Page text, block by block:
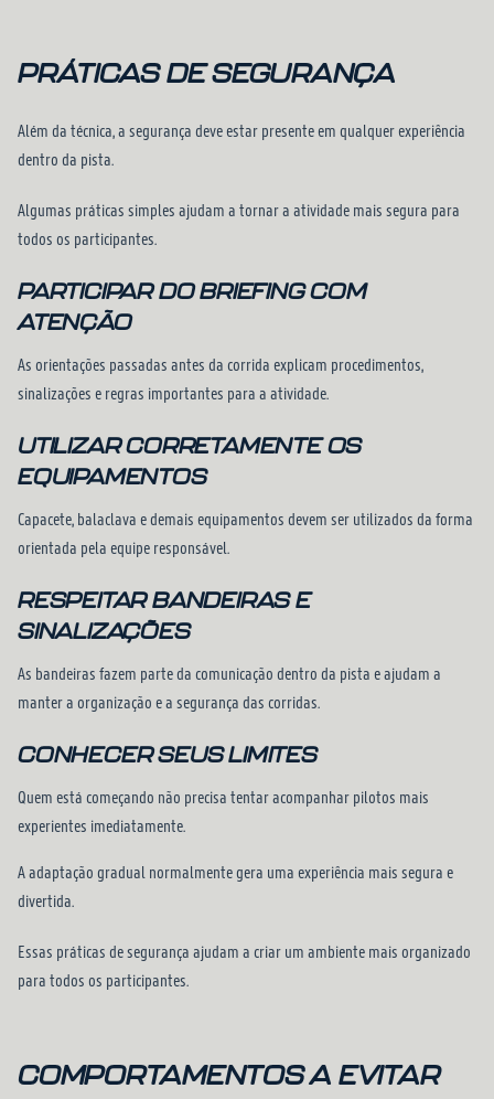
PRÁTICAS DE SEGURANÇA
Além da técnica, a segurança deve estar presente em qualquer experiência
dentro da pista.
Algumas práticas simples ajudam a tornar a atividade mais segura para
todos os participantes.
PARTICIPAR DO BRIEFING COM
ATENÇÃO
As orientações passadas antes da corrida explicam procedimentos,
sinalizações e regras importantes para a atividade.
UTILIZAR CORRETAMENTE OS
EQUIPAMENTOS
Capacete, balaclava e demais equipamentos devem ser utilizados da forma
orientada pela equipe responsável.
RESPEITAR BANDEIRAS E
SINALIZAÇÕES
As bandeiras fazem parte da comunicação dentro da pista e ajudam a
manter a organização e a segurança das corridas.
CONHECER SEUS LIMITES
Quem está começando não precisa tentar acompanhar pilotos mais
experientes imediatamente.
A adaptação gradual normalmente gera uma experiência mais segura e
divertida.
Essas práticas de segurança ajudam a criar um ambiente mais organizado
para todos os participantes.
COMPORTAMENTOS A EVITAR